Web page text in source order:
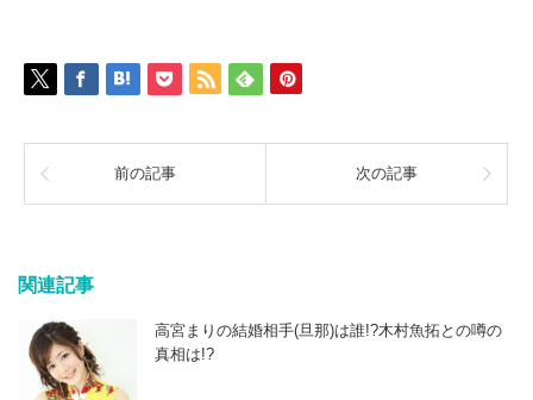
前の記事 次の記事
関連記事
高宮まりの結婚相手(旦那)は誰!?木村魚拓との噂の
真相は!?